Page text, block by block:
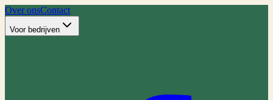
Over onsContact
Voor bedrijven